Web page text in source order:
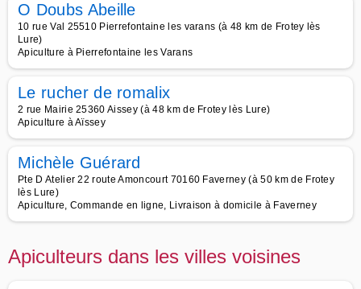
O Doubs Abeille
10 rue Val 25510 Pierrefontaine les varans (à 48 km de Frotey lès
Lure)
Apiculture à Pierrefontaine les Varans
Le rucher de romalix
2 rue Mairie 25360 Aissey (à 48 km de Frotey lès Lure)
Apiculture à Aïssey
Michèle Guérard
Pte D Atelier 22 route Amoncourt 70160 Faverney (à 50 km de Frotey
lès Lure)
Apiculture, Commande en ligne, Livraison à domicile à Faverney
Apiculteurs dans les villes voisines